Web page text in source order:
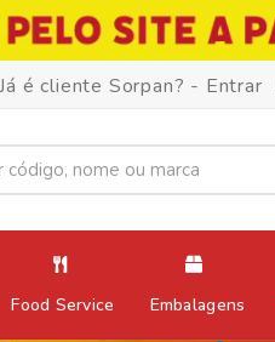
Já é cliente Sorpan? - Entrar
Food Service Embalagens